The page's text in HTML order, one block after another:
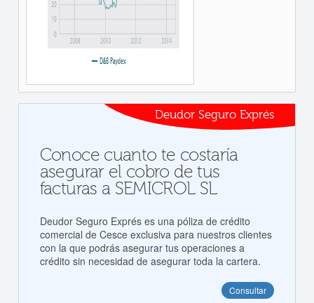
Deudor Seguro Exprés
Conoce cuanto te costaría
asegurar el cobro de tus
facturas a SEMICROL SL
Deudor Seguro Exprés es una póliza de crédito
comercial de Cesce exclusiva para nuestros clientes
con la que podrás asegurar tus operaciones a
crédito sin necesidad de asegurar toda la cartera.
Consultar